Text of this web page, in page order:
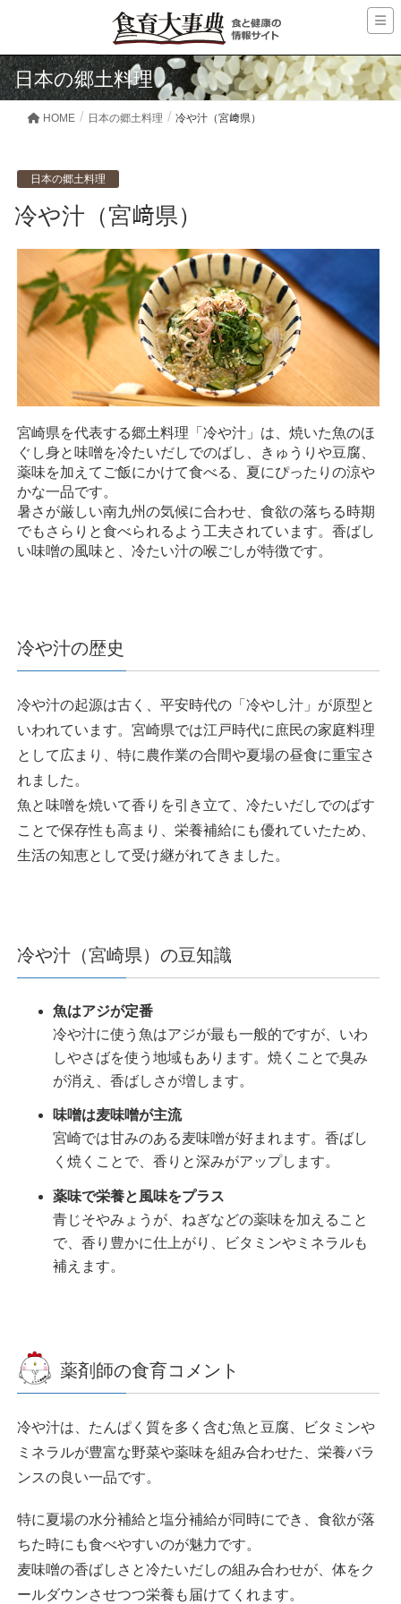
日本の郷土料理
HOME 日本の郷土料理 冷や汁（宮﨑県）
日本の郷土料理
冷や汁（宮﨑県）
宮崎県を代表する郷土料理「冷や汁」は、焼いた魚のほ
ぐし身と味噌を冷たいだしでのばし、きゅうりや豆腐、
薬味を加えてご飯にかけて食べる、夏にぴったりの涼や
かな一品です。
暑さが厳しい南九州の気候に合わせ、食欲の落ちる時期
でもさらりと食べられるよう工夫されています。香ばし
い味噌の風味と、冷たい汁の喉ごしが特徴です。
冷や汁の歴史
冷や汁の起源は古く、平安時代の「冷やし汁」が原型と
いわれています。宮崎県では江戸時代に庶民の家庭料理
として広まり、特に農作業の合間や夏場の昼食に重宝さ
れました。
魚と味噌を焼いて香りを引き立て、冷たいだしでのばす
ことで保存性も高まり、栄養補給にも優れていたため、
生活の知恵として受け継がれてきました。
冷や汁（宮崎県）の豆知識
魚はアジが定番
冷や汁に使う魚はアジが最も一般的ですが、いわ
しやさばを使う地域もあります。焼くことで臭み
が消え、香ばしさが増します。
味噌は麦味噌が主流
宮崎では甘みのある麦味噌が好まれます。香ばし
く焼くことで、香りと深みがアップします。
薬味で栄養と風味をプラス
青じそやみょうが、ねぎなどの薬味を加えること
で、香り豊かに仕上がり、ビタミンやミネラルも
補えます。
薬剤師の食育コメント
冷や汁は、たんぱく質を多く含む魚と豆腐、ビタミンや
ミネラルが豊富な野菜や薬味を組み合わせた、栄養バラ
ンスの良い一品です。
特に夏場の水分補給と塩分補給が同時にでき、食欲が落
ちた時にも食べやすいのが魅力です。
麦味噌の香ばしさと冷たいだしの組み合わせが、体をク
ールダウンさせつつ栄養も届けてくれます。